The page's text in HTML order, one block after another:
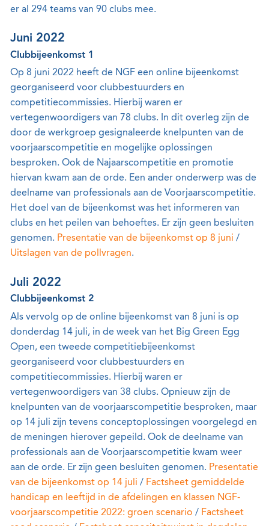
er al 294 teams van 90 clubs mee.
Juni 2022
Clubbijeenkomst 1
Op 8 juni 2022 heeft de NGF een online bijeenkomst
georganiseerd voor clubbestuurders en
competitiecommissies. Hierbij waren er
vertegenwoordigers van 78 clubs. In dit overleg zijn de
door de werkgroep gesignaleerde knelpunten van de
voorjaarscompetitie en mogelijke oplossingen
besproken. Ook de Najaarscompetitie en promotie
hiervan kwam aan de orde. Een ander onderwerp was de
deelname van professionals aan de Voorjaarscompetitie.
Het doel van de bijeenkomst was het informeren van
clubs en het peilen van behoeftes. Er zijn geen besluiten
genomen. Presentatie van de bijeenkomst op 8 juni /
Uitslagen van de pollvragen.
Juli 2022
Clubbijeenkomst 2
Als vervolg op de online bijeenkomst van 8 juni is op
donderdag 14 juli, in de week van het Big Green Egg
Open, een tweede competitiebijeenkomst
georganiseerd voor clubbestuurders en
competitiecommissies. Hierbij waren er
vertegenwoordigers van 38 clubs. Opnieuw zijn de
knelpunten van de voorjaarscompetitie besproken, maar
op 14 juli zijn tevens conceptoplossingen voorgelegd en
de meningen hierover gepeild. Ook de deelname van
professionals aan de Voorjaarscompetitie kwam weer
aan de orde. Er zijn geen besluiten genomen. Presentatie
van de bijeenkomst op 14 juli / Factsheet gemiddelde
handicap en leeftijd in de afdelingen en klassen NGF-
voorjaarscompetitie 2022: groen scenario / Factsheet